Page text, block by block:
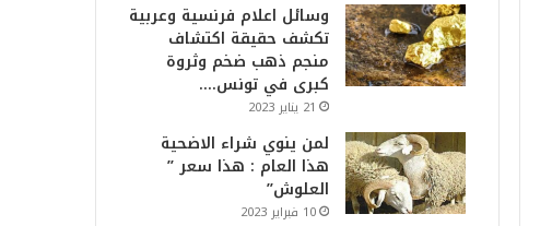
وسائل اعلام فرنسية وعربية
تكشف حقيقة اكتشاف
منجم ذهب ضخم وثروة
كبرى في تونس….
21 يناير 2023
لمن ينوي شراء الاضحية
هذا العام : هذا سعر ”
العلوش”
10 فبراير 2023